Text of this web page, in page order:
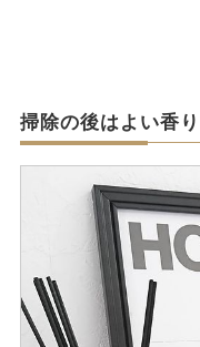
掃除の後はよい香